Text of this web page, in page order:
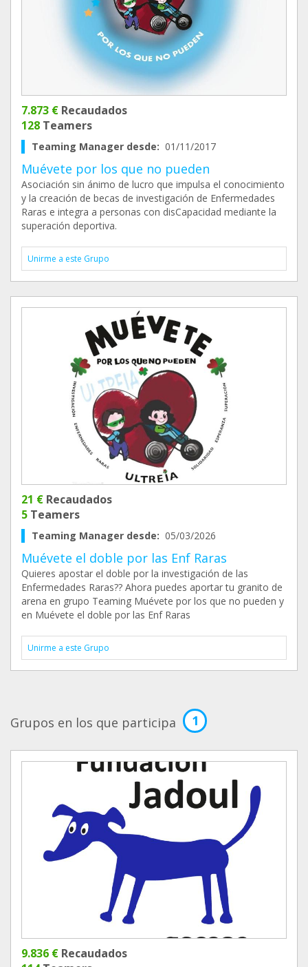
7.873 € Recaudados
128 Teamers
Teaming Manager desde: 01/11/2017
Muévete por los que no pueden
Asociación sin ánimo de lucro que impulsa el conocimiento
y la creación de becas de investigación de Enfermedades
Raras e integra a personas con disCapacidad mediante la
superación deportiva.
Unirme a este Grupo
21 € Recaudados
5 Teamers
Teaming Manager desde: 05/03/2026
Muévete el doble por las Enf Raras
Quieres apostar el doble por la investigación de las
Enfermedades Raras?? Ahora puedes aportar tu granito de
arena en grupo Teaming Muévete por los que no pueden y
en Muévete el doble por las Enf Raras
Unirme a este Grupo
Grupos en los que participa 1
9.836 € Recaudados